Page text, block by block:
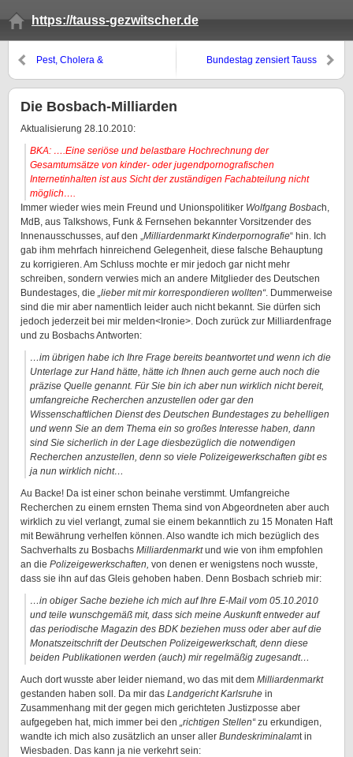
https://tauss-gezwitscher.de
Pest, Cholera &
Bundestag zensiert Tauss
Die Bosbach-Milliarden
Aktualisierung 28.10.2010:
BKA: ….Eine seriöse und belastbare Hochrechnung der
Gesamtumsätze von kinder- oder jugendpornografischen
Internetinhalten ist aus Sicht der zuständigen Fachabteilung nicht
möglich….
Immer wieder wies mein Freund und Unionspolitiker Wolfgang Bosbach,
MdB, aus Talkshows, Funk & Fernsehen bekannter Vorsitzender des
Innenausschusses, auf den „Milliardenmarkt Kinderpornografie“ hin. Ich
gab ihm mehrfach hinreichend Gelegenheit, diese falsche Behauptung
zu korrigieren. Am Schluss mochte er mir jedoch gar nicht mehr
schreiben, sondern verwies mich an andere Mitglieder des Deutschen
Bundestages, die „lieber mit mir korrespondieren wollten“. Dummerweise
sind die mir aber namentlich leider auch nicht bekannt. Sie dürfen sich
jedoch jederzeit bei mir melden<Ironie>. Doch zurück zur Milliardenfrage
und zu Bosbachs Antworten:
…im übrigen habe ich Ihre Frage bereits beantwortet und wenn ich die
Unterlage zur Hand hätte, hätte ich Ihnen auch gerne auch noch die
präzise Quelle genannt. Für Sie bin ich aber nun wirklich nicht bereit,
umfangreiche Recherchen anzustellen oder gar den
Wissenschaftlichen Dienst des Deutschen Bundestages zu behelligen
und wenn Sie an dem Thema ein so großes Interesse haben, dann
sind Sie sicherlich in der Lage diesbezüglich die notwendigen
Recherchen anzustellen, denn so viele Polizeigewerkschaften gibt es
ja nun wirklich nicht…
Au Backe! Da ist einer schon beinahe verstimmt. Umfangreiche
Recherchen zu einem ernsten Thema sind von Abgeordneten aber auch
wirklich zu viel verlangt, zumal sie einem bekanntlich zu 15 Monaten Haft
mit Bewährung verhelfen können. Also wandte ich mich bezüglich des
Sachverhalts zu Bosbachs Milliardenmarktund wie von ihm empfohlen
an die Polizeigewerkschaften, von denen er wenigstens noch wusste,
dass sie ihn auf das Gleis gehoben haben. Denn Bosbach schrieb mir:
…in obiger Sache beziehe ich mich auf Ihre E-Mail vom 05.10.2010
und teile wunschgemäß mit, dass sich meine Auskunft entweder auf
das periodische Magazin des BDK beziehen muss oder aber auf die
Monatszeitschrift der Deutschen Polizeigewerkschaft, denn diese
beiden Publikationen werden (auch) mir regelmäßig zugesandt…
Auch dort wusste aber leider niemand, wo das mit dem Milliardenmarkt
gestanden haben soll. Da mir das Landgericht Karlsruhe in
Zusammenhang mit der gegen mich gerichteten Justizposse aber
aufgegeben hat, mich immer bei den „richtigen Stellen“zu erkundigen,
wandte ich mich also zusätzlich an unser aller Bundeskriminalamt in
Wiesbaden. Das kann ja nie verkehrt sein: